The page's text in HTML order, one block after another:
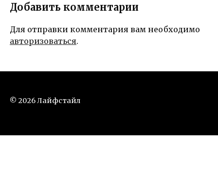
Добавить комментарии
Для отправки комментария вам необходимо
авторизоваться.
© 2026 Лайфстайл